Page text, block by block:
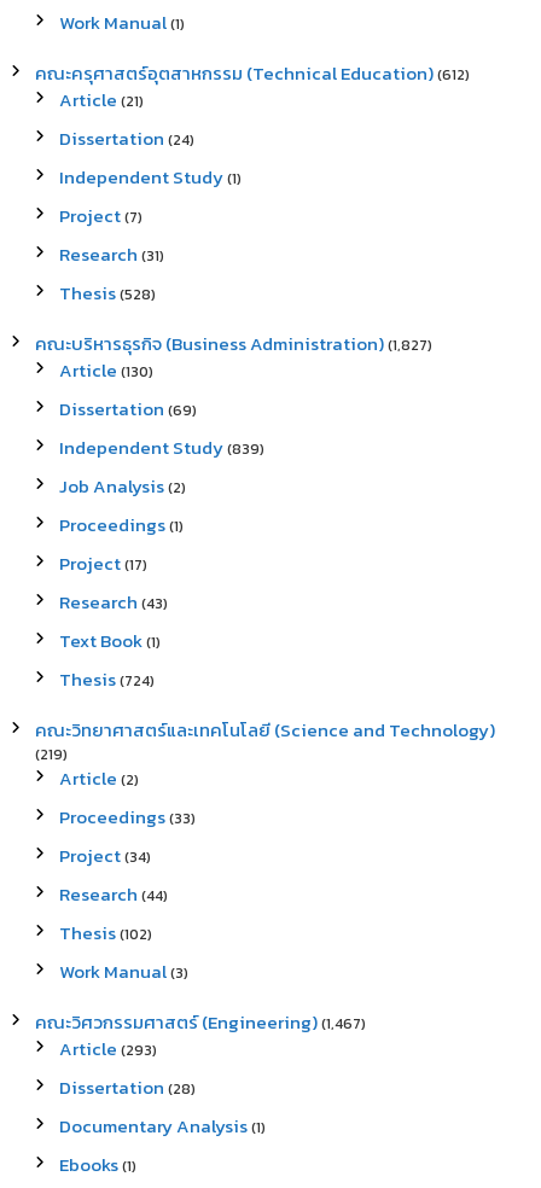
Work Manual(1)
คณะครุศาสตร์อุตสาหกรรม (Technical Education)(612)
Article (21)
Dissertation (24)
Independent Study(1)
Project(7)
Research (31)
Thesis(528)
คณะบริหารธุรกิจ (Business Administration)(1,827)
Article (130)
Dissertation (69)
Independent Study(839)
Job Analysis(2)
Proceedings(1)
Project(17)
Research (43)
Text Book(1)
Thesis(724)
คณะวิทยาศาสตร์และเทคโนโลยี (Science and Technology)
(219)
Article (2)
Proceedings(33)
Project(34)
Research (44)
Thesis(102)
Work Manual(3)
คณะวิศวกรรมศาสตร์ (Engineering)(1,467)
Article (293)
Dissertation (28)
Documentary Analysis(1)
Ebooks(1)